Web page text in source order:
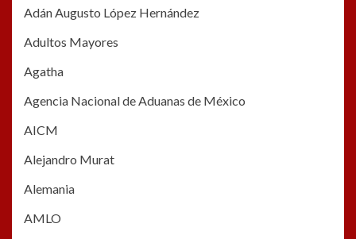
Adán Augusto López Hernández
Adultos Mayores
Agatha
Agencia Nacional de Aduanas de México
AICM
Alejandro Murat
Alemania
AMLO